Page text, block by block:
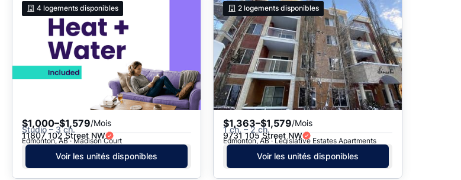
4 logements disponibles
$1,000–$1,579/Mois
Studio – 3 ch.
11807 102 Street NW
Edmonton, AB · Madison Court
Voir les unités disponibles
2 logements disponibles
$1,363–$1,579/Mois
1 ch. – 2 ch.
9731 105 Street NW
Edmonton, AB · Legislative Estates Apartments
Voir les unités disponibles